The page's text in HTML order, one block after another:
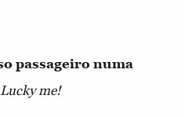
passageiro numa
me!